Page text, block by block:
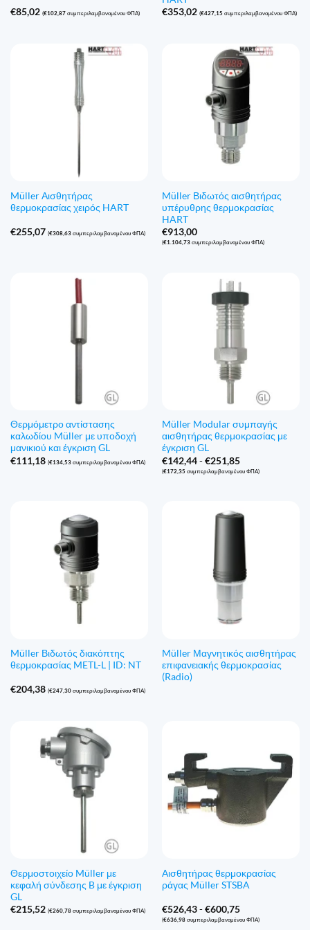
€85,02 (€102,87συμπεριλαμβανομένου ΦΠΑ)
€353,02 (€427,15 συμπεριλαμβανομένου ΦΠΑ)
Müller Αισθητήρας
θερμοκρασίας χειρός HART
€255,07 (€308,63συμπεριλαμβανομένου ΦΠΑ)
Müller Βιδωτός αισθητήρας
υπέρυθρης θερμοκρασίας
HART
€913,00
(€1.104,73συμπεριλαμβανομένου ΦΠΑ)
Θερμόμετρο αντίστασης
καλωδίου Müller με υποδοχή
μανικιού και έγκριση GL
€111,18 (€134,53συμπεριλαμβανομένου ΦΠΑ)
Müller Modular συμπαγής
αισθητήρας θερμοκρασίας με
έγκριση GL
€142,44 - €251,85Εύρος
τιμών:
(€172,35 συμπεριλαμβανομένου ΦΠΑ)
Müller Βιδωτός διακόπτης
θερμοκρασίας METL-L | ID: NT
€204,38 (€247,30συμπεριλαμβανομένου ΦΠΑ)
Müller Μαγνητικός αισθητήρας
επιφανειακής θερμοκρασίας
(Radio)
Θερμοστοιχείο Müller με
κεφαλή σύνδεσης B με έγκριση
GL
€215,52 (€260,78συμπεριλαμβανομένου ΦΠΑ)
Αισθητήρας θερμοκρασίας
ράγας Müller STSBA
€526,43 - €600,75Εύρος
τιμών:
(€636,98συμπεριλαμβανομένου ΦΠΑ)